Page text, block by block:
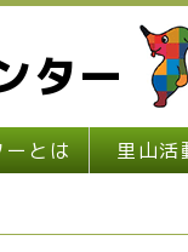
ター
とは 里山活